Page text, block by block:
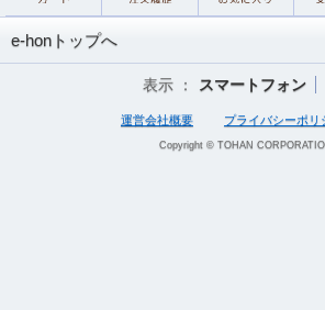
e-honトップへ
表示 ： スマートフォン
運営会社概要 プライバシーポリ
Copyright © TOHAN